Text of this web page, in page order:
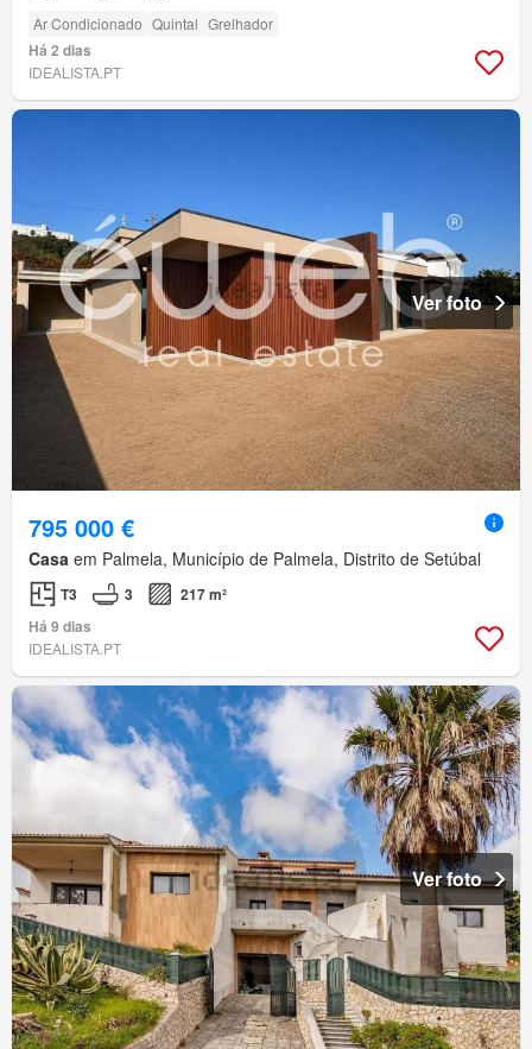
Ar Condicionado Quintal Grelhador
Há 2 dias
IDEALISTA.PT
Ver foto
795 000 €
Casa em Palmela, Município de Palmela, Distrito de Setúbal
T3 3
217 m²
Há 9 dias
IDEALISTA.PT
Ver foto